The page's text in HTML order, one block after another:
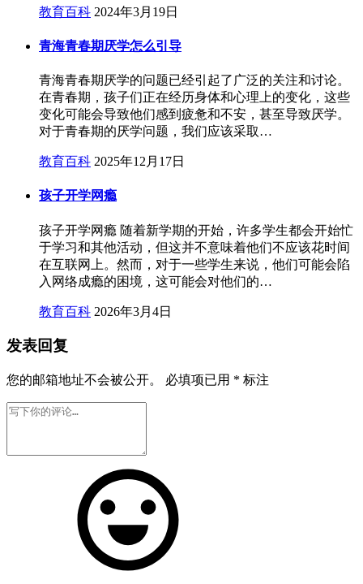
教育百科 2024年3月19日
青海青春期厌学怎么引导
青海青春期厌学的问题已经引起了广泛的关注和讨论。
在青春期，孩子们正在经历身体和心理上的变化，这些
变化可能会导致他们感到疲惫和不安，甚至导致厌学。
对于青春期的厌学问题，我们应该采取…
教育百科 2025年12月17日
孩子开学网瘾
孩子开学网瘾 随着新学期的开始，许多学生都会开始忙
于学习和其他活动，但这并不意味着他们不应该花时间
在互联网上。然而，对于一些学生来说，他们可能会陷
入网络成瘾的困境，这可能会对他们的…
教育百科 2026年3月4日
发表回复
您的邮箱地址不会被公开。 必填项已用 * 标注